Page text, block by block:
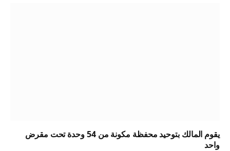
يقوم المالك بتوحيد محفظة مكونة من 54 وحدة تحت مقرض
واحد